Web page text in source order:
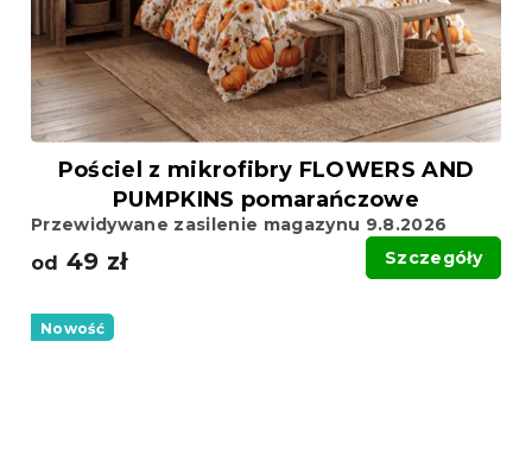
Pościel z mikrofibry FLOWERS AND
PUMPKINS pomarańczowe
Przewidywane zasilenie magazynu 9.8.2026
od 49 zł Szczegóły
Nowość